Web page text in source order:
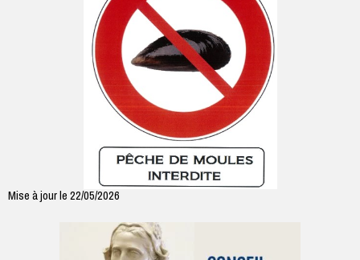
Mise à jour le 22/05/2026